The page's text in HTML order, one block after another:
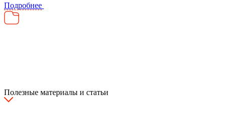
Подробнее
Полезные материалы и статьи